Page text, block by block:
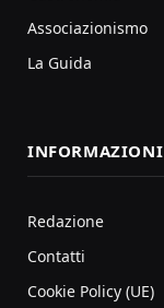
Associazionismo
La Guida
INFORMAZIONI
Redazione
Contatti
Cookie Policy (UE)